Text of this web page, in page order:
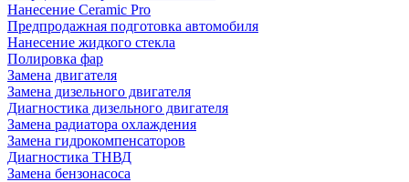
Нанесение Ceramic Pro
Предпродажная подготовка автомобиля
Нанесение жидкого стекла
Полировка фар
Замена двигателя
Замена дизельного двигателя
Диагностика дизельного двигателя
Замена радиатора охлаждения
Замена гидрокомпенсаторов
Диагностика ТНВД
Замена бензонасоса